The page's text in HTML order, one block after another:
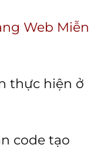
Web Miễn
thực hiện ở
code tạo